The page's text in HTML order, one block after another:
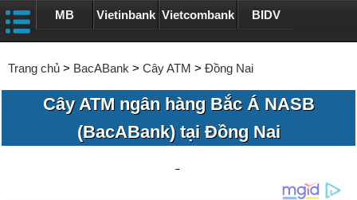
MB Vietinbank Vietcombank BIDV
Trang chủ > BacABank > Cây ATM > Đồng Nai
Cây ATM ngân hàng Bắc Á NASB
(BacABank) tại Đồng Nai